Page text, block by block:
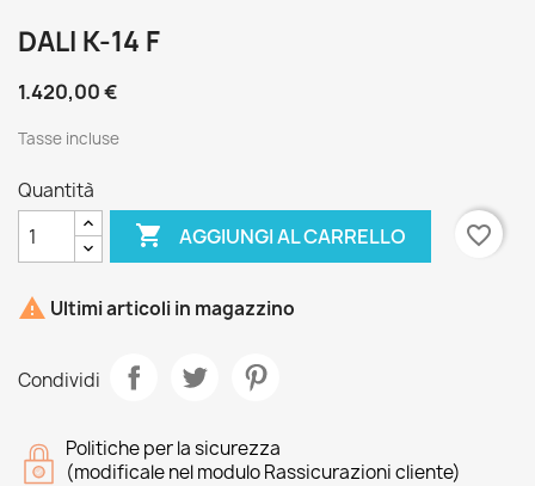
DALI K-14 F
1.420,00 €
Tasse incluse
Quantità
 AGGIUNGI AL CARRELLO favorite_border
 Ultimi articoli in magazzino
Condividi
Politiche per la sicurezza
(modificale nel modulo Rassicurazioni cliente)